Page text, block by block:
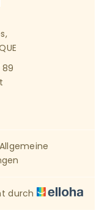
89
Allgemeine
durch